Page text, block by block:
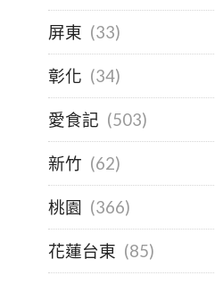
屏東 (33)
彰化 (34)
愛食記 (503)
新竹 (62)
桃園 (366)
花蓮台東 (85)